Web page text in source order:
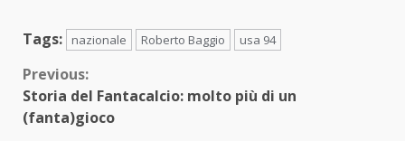
Tags: nazionale Roberto Baggio usa 94
Continue
Reading
Previous:
Storia del Fantacalcio: molto più di un
(fanta)gioco